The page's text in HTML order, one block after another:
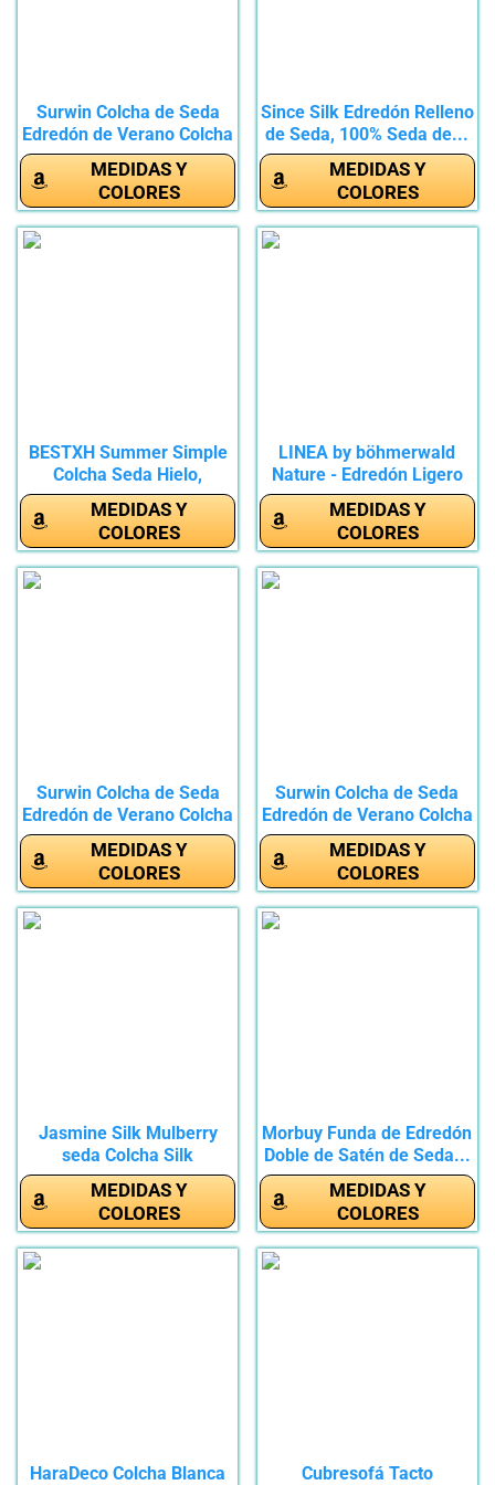
Surwin Colcha de Seda
Edredón de Verano Colcha
de...
MEDIDAS Y
COLORES
Since Silk Edredón Relleno
de Seda, 100% Seda de...
MEDIDAS Y
COLORES
BESTXH Summer Simple
Colcha Seda Hielo,
Mostilla...
MEDIDAS Y
COLORES
LINEA by böhmerwald
Nature - Edredón Ligero
de...
MEDIDAS Y
COLORES
Surwin Colcha de Seda
Edredón de Verano Colcha
de...
MEDIDAS Y
COLORES
Surwin Colcha de Seda
Edredón de Verano Colcha
de...
MEDIDAS Y
COLORES
Jasmine Silk Mulberry
seda Colcha Silk
Bedspread...
MEDIDAS Y
COLORES
Morbuy Funda de Edredón
Doble de Satén de Seda...
MEDIDAS Y
COLORES
HaraDeco Colcha Blanca
Cubresofá Tacto